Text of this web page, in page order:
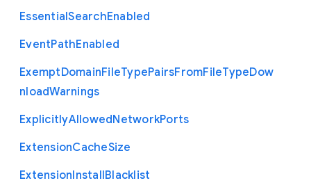
EssentialSearchEnabled
EventPathEnabled
ExemptDomainFileTypePairsFromFileTypeDow
nloadWarnings
ExplicitlyAllowedNetworkPorts
ExtensionCacheSize
ExtensionInstallBlacklist